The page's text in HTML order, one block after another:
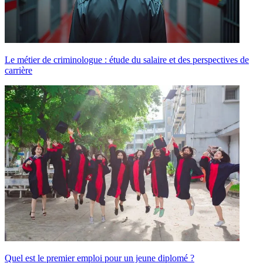
Le métier de criminologue : étude du salaire et des perspectives de
carrière
Quel est le premier emploi pour un jeune diplomé ?